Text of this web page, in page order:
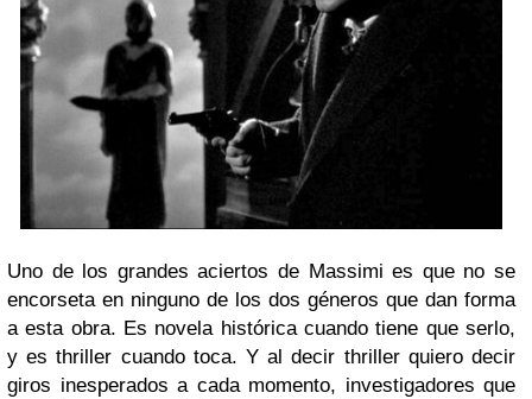
Uno de los grandes aciertos de Massimi es que no se
encorseta en ninguno de los dos géneros que dan forma
a esta obra. Es novela histórica cuando tiene que serlo,
y es thriller cuando toca. Y al decir thriller quiero decir
giros inesperados a cada momento, investigadores que